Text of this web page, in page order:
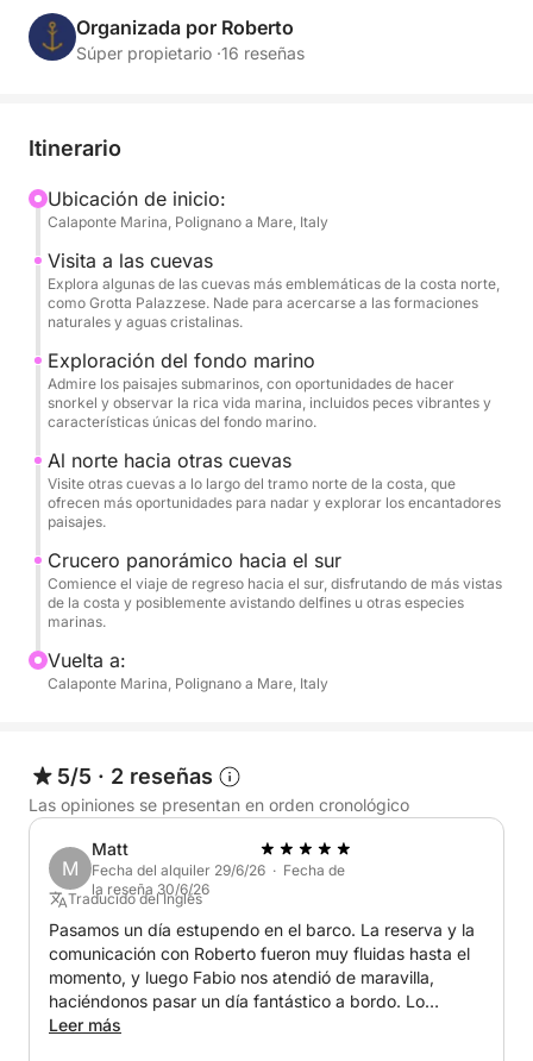
inolvidables:
cristalinas, vibrantes fondos marinos y mágicas
cuevas escondidas entre acantilados y playas.
Sea cual sea la ruta que elijas, te verás rodeado por
el intenso azul del Adriático, con numerosas paradas
Up Paddle (SUP) para una experiencia divertida y
activa en el agua.
Durante el recorrido, disfrute de un delicioso
aperitivo a bordo, que incluye:
- Aperitivos: taralli, patatas fritas y aceitunas
prosecco
Nuestro barco está diseñado para la comodidad y el
estilo, perfecto para un día de relax y
descubrimiento. Desde rincones secretos como
puede llegar en barco, esta es su oportunidad de
explorar Apulia en su máxima expresión.
¿Por qué elegir este tour? Dos rutas panorámicas a
elegir (Norte o Sur)
Aventura de día completo con natación, SUP y
snorkel
Aperitivo a bordo con aperitivos locales y prosecco
Organizada por Roberto
Súper propietario ·16 reseñas
Itinerario
Ubicación de inicio:
Calaponte Marina, Polignano a Mare, Italy
Visita a las cuevas
Explora algunas de las cuevas más emblemáticas de la costa norte,
como Grotta Palazzese. Nade para acercarse a las formaciones
naturales y aguas cristalinas.
Exploración del fondo marino
Admire los paisajes submarinos, con oportunidades de hacer
snorkel y observar la rica vida marina, incluidos peces vibrantes y
características únicas del fondo marino.
Al norte hacia otras cuevas
Visite otras cuevas a lo largo del tramo norte de la costa, que
ofrecen más oportunidades para nadar y explorar los encantadores
paisajes.
Crucero panorámico hacia el sur
Comience el viaje de regreso hacia el sur, disfrutando de más vistas
de la costa y posiblemente avistando delfines u otras especies
marinas.
Vuelta a:
Calaponte Marina, Polignano a Mare, Italy
5/5 · 2 reseñas
Las opiniones se presentan en orden cronológico
M
Matt
Fecha del alquiler 29/6/26 · Fecha de
la reseña 30/6/26
Traducido del Inglés
Pasamos un día estupendo en el barco. La reserva y la
comunicación con Roberto fueron muy fluidas hasta el
momento, y luego Fabio nos atendió de maravilla,
haciéndonos pasar un día fantástico a bordo. Lo
recomiendo encarecidamente.
Leer más